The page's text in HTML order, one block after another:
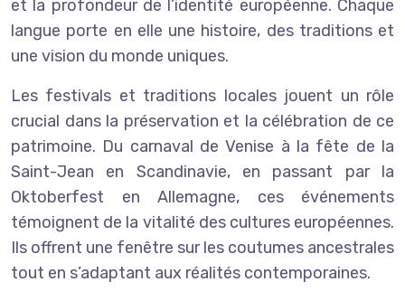
et la profondeur de l’identité européenne. Chaque
langue porte en elle une histoire, des traditions et
une vision du monde uniques.
Les festivals et traditions locales jouent un rôle
crucial dans la préservation et la célébration de ce
patrimoine. Du carnaval de Venise à la fête de la
Saint-Jean en Scandinavie, en passant par la
Oktoberfest en Allemagne, ces événements
témoignent de la vitalité des cultures européennes.
Ils offrent une fenêtre sur les coutumes ancestrales
tout en s’adaptant aux réalités contemporaines.